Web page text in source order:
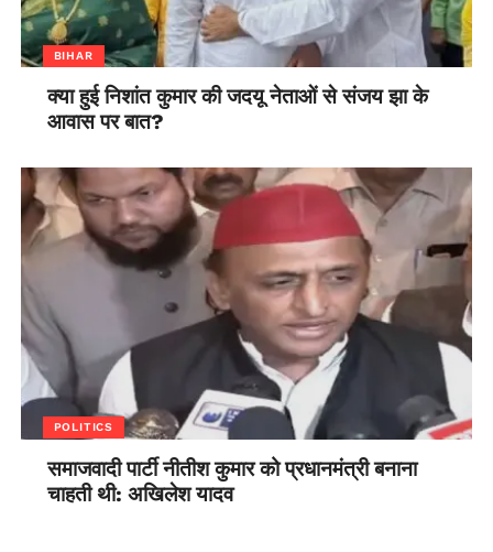
BIHAR
क्या हुई निशांत कुमार की जदयू नेताओं से संजय झा के
आवास पर बात?
POLITICS
समाजवादी पार्टी नीतीश कुमार को प्रधानमंत्री बनाना
चाहती थी: अखिलेश यादव